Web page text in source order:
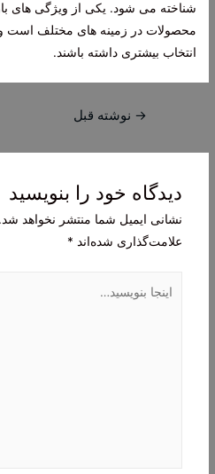
شناخته می شود. یکی از ویژگی های
محصولات در زمینه های مختلف است
انتخاب بیشتری داشته باشند.
راهبری
→ نوشته قبل
دیدگاه‌ خود را بنویسید
نشانی ایمیل شما منتشر نخواهد شد.
علامت‌گذاری شده‌اند *
بنویسید…